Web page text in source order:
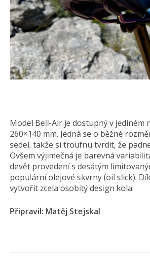
Model Bell-Air je dostupný v jediném
260×140 mm. Jedná se o běžné
sedel, takže si troufnu tvrdit, že
Ovšem výjimečná je barevná
devět provedení s desátým
populární olejové skvrny (oil slick).
vytvořit zcela osobitý design kola.
Připravil: Matěj Stejskal